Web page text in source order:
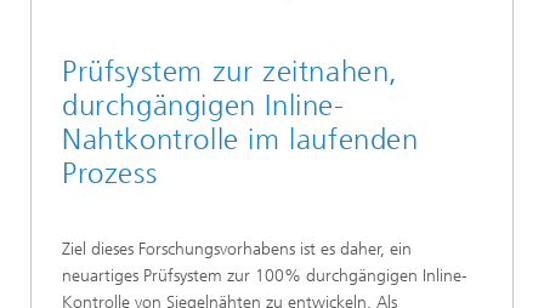
Prüfsystem zur zeitnahen,
durchgängigen Inline-
Nahtkontrolle im laufenden
Prozess
Ziel dieses Forschungsvorhabens ist es daher, ein
neuartiges Prüfsystem zur 100% durchgängigen Inline-
Kontrolle von Siegelnähten zu entwickeln. Als